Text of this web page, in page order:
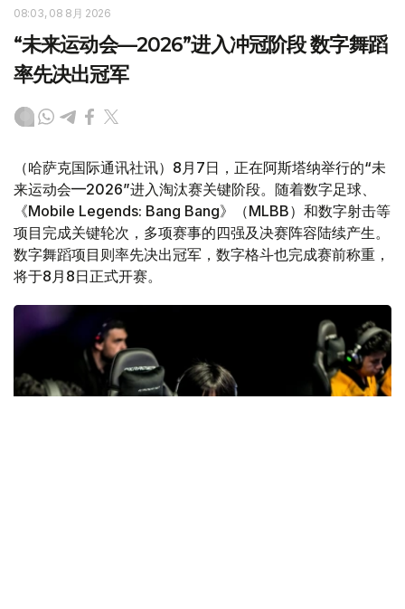
08:03, 08 8月 2026
“未来运动会—2026”进入冲冠阶段 数字舞蹈
率先决出冠军
（哈萨克国际通讯社讯）8月7日，正在阿斯塔纳举行的“未
来运动会—2026”进入淘汰赛关键阶段。随着数字足球、
《Mobile Legends: Bang Bang》（MLBB）和数字射击等
项目完成关键轮次，多项赛事的四强及决赛阵容陆续产生。
数字舞蹈项目则率先决出冠军，数字格斗也完成赛前称重，
将于8月8日正式开赛。